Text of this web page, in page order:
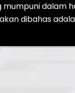
dalam
dibahas